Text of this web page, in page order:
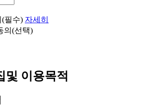
(필수) 자세히
의(선택)
및 이용목적